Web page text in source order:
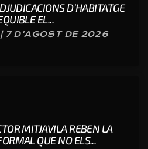
D’HABITATGE
EL...
7 D'AGOST DE 2026
MITJAVILA REBEN LA
QUE NO ELS...